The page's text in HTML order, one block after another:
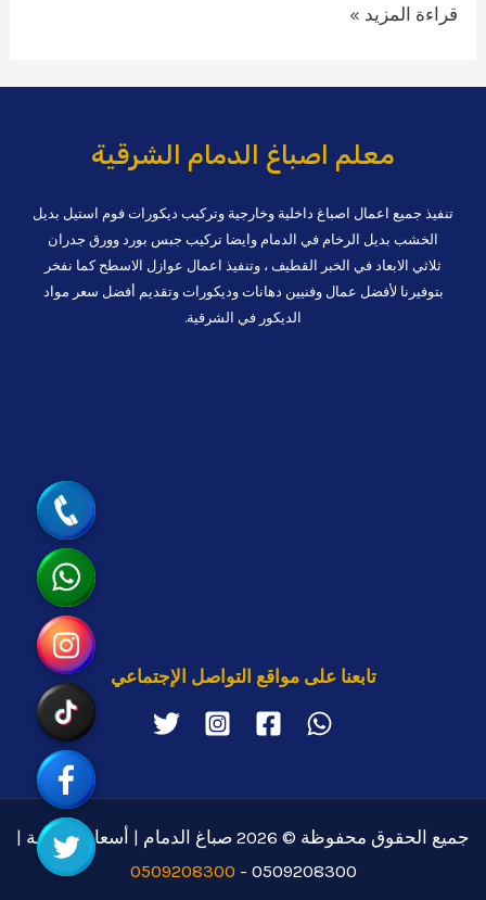
صباغ
0509208300
قراءة المزيد »
معلم اصباغ الدمام الشرقية
تنفيذ جميع اعمال اصباغ داخلية وخارجية وتركيب ديكورات فوم استيل بديل
الخشب بديل الرخام في الدمام وايضا تركيب جبس بورد وورق جدران
ثلاثي الابعاد في الخبر القطيف ، وتنفيذ اعمال عوازل الاسطح كما نفخر
بتوفيرنا لأفضل عمال وفنيين دهانات وديكورات وتقديم أفضل سعر مواد
الديكور في الشرقية.
تابعنا على مواقع التواصل الإجتماعي
جميع الحقوق محفوظة © 2026 صباغ الدمام | أسعار منافسة |
0509208300 -
0509208300
جوال
واتساب
انستقرام
تيك توك
رابط مخصّص
تويتر